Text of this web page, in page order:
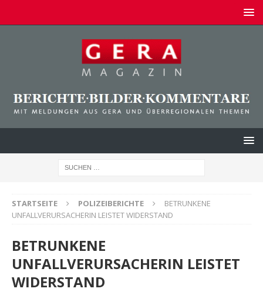
STARTSEITE POLIZEIBERICHTE
BETRUNKENE
UNFALLVERURSACHERIN LEISTET WIDERSTAND
BETRUNKENE
UNFALLVERURSACHERIN LEISTET
WIDERSTAND